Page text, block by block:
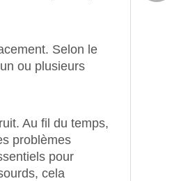
Selon le
ou plusieurs
Au fil du temps,
problèmes
pour
cela